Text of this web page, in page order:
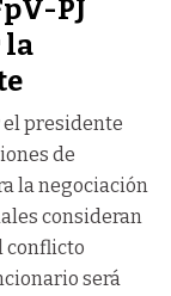
PJ
la
el presidente
de
la negociación
consideran
conflicto
será